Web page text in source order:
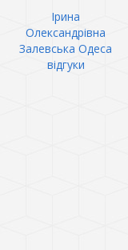
Ірина
Олександрівна
Залевська Одеса
відгуки